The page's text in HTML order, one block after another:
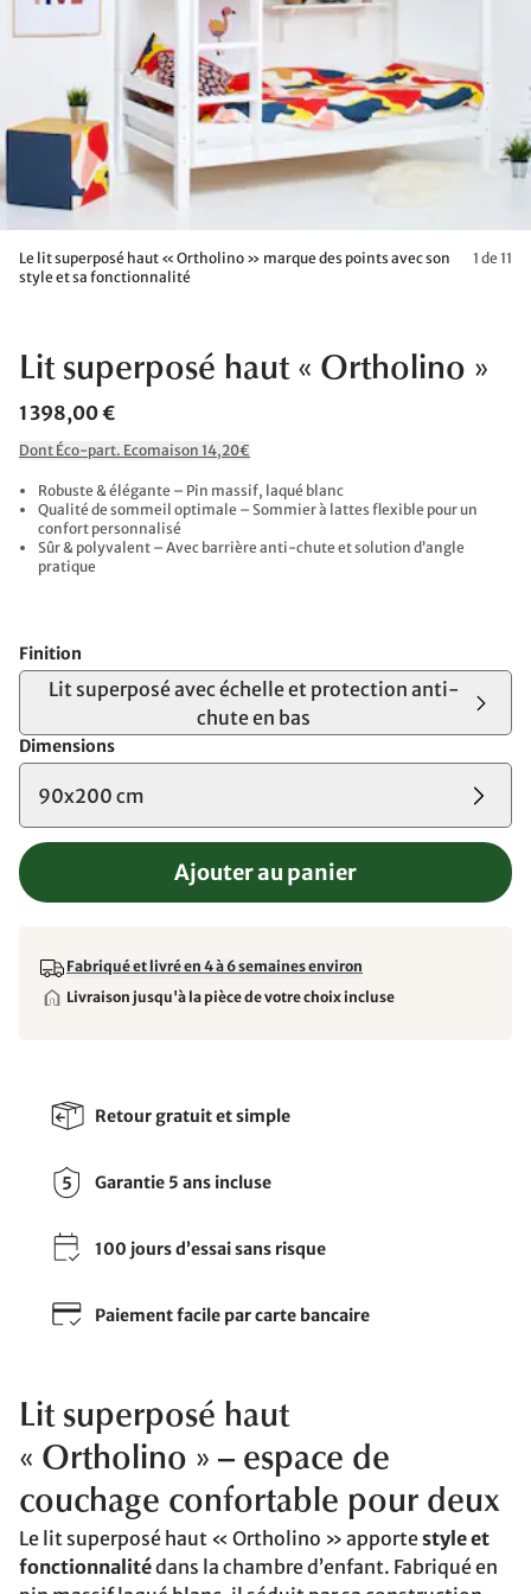
Le lit superposé haut « Ortholino » marque des points avec son
style et sa fonctionnalité
1 de 11
Lit superposé haut « Ortholino »
1 398,00 €
Dont Éco-part. Ecomaison 14,20€
Robuste & élégante – Pin massif, laqué blanc
Qualité de sommeil optimale – Sommier à lattes flexible pour un
confort personnalisé
Sûr & polyvalent – Avec barrière anti-chute et solution d’angle
pratique
Finition
Lit superposé avec échelle et protection anti-
chute en bas
Dimensions
90x200 cm
Ajouter au panier
Fabriqué et livré en 4 à 6 semaines environ
Livraison jusqu'à la pièce de votre choix incluse
Retour gratuit et simple
Garantie 5 ans incluse
100 jours d’essai sans risque
Paiement facile par carte bancaire
Lit superposé haut
« Ortholino » – espace de
couchage confortable pour deux
Le lit superposé haut « Ortholino » apportestyle et
fonctionnalitédans la chambre d’enfant. Fabriqué en